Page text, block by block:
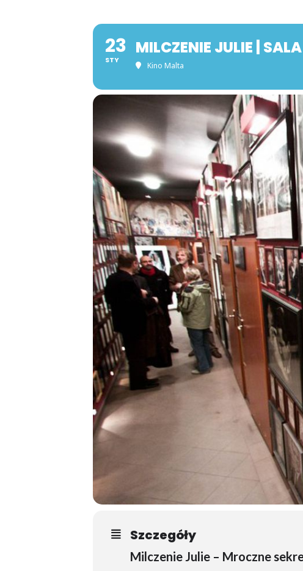
23
STY
MILCZENIE JULIE |
Kino Malta
Szczegóły
Milczenie Julie – Mroczne